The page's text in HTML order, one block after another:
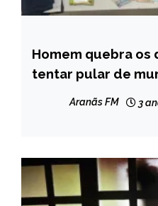
MINAS
GERAIS
NOTÍCIAS
Homem quebra os
tentar pular de
Aranãs FM 3